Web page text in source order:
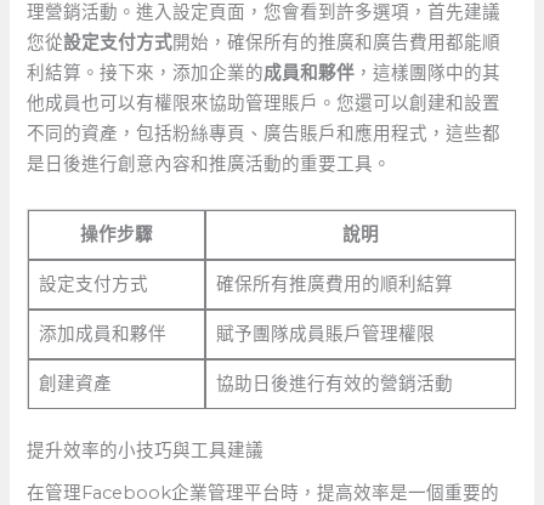
理營銷活動。進入設定頁面，您會看到許多選項，首先建議
您從設定支付方式開始，確保所有的推廣和廣告費用都能順
利結算。接下來，添加企業的成員和夥伴 ，這樣團隊中的其
他成員也可以有權限來協助管理賬戶。您還可以創建和設置
不同的資產，包括粉絲專頁、廣告賬戶和應用程式，這些都
是日後進行創意內容和推廣活動的重要工具。
操作步驟 說明
設定支付方式 確保所有推廣費用的順利結算
添加成員和夥伴 賦予團隊成員賬戶管理權限
創建資產 協助日後進行有效的營銷活動
提升效率的小技巧與工具建議
在管理Facebook企業管理平台時，提高效率是一個重要的